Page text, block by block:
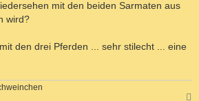
mit den beiden Sarmaten aus
wird?
den drei Pferden ... sehr stilecht ... eine